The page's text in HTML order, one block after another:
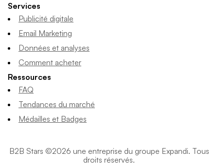
Services
Publicité digitale
Email Marketing
Données et analyses
Comment acheter
Ressources
FAQ
Tendances du marché
Médailles et Badges
B2B Stars ©2026 une entreprise du groupe Expandi. Tous
droits réservés.